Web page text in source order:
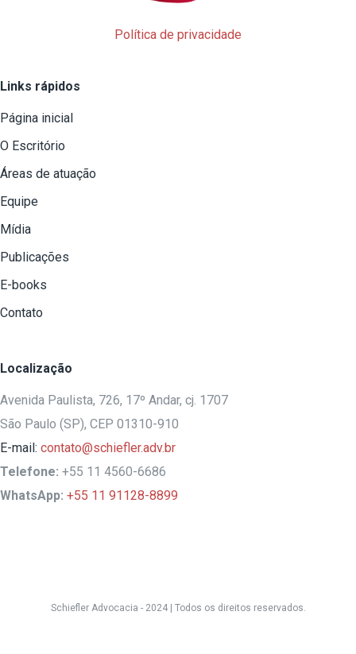
Política de privacidade
Links rápidos
Página inicial
O Escritório
Áreas de atuação
Equipe
Mídia
Publicações
E-books
Contato
Localização
Avenida Paulista, 726, 17º Andar, cj. 1707
São Paulo (SP), CEP 01310-910
E-mail: contato@schiefler.adv.br
Telefone: +55 11 4560-6686
WhatsApp: +55 11 91128-8899
Schiefler Advocacia - 2024 | Todos os direitos reservados.